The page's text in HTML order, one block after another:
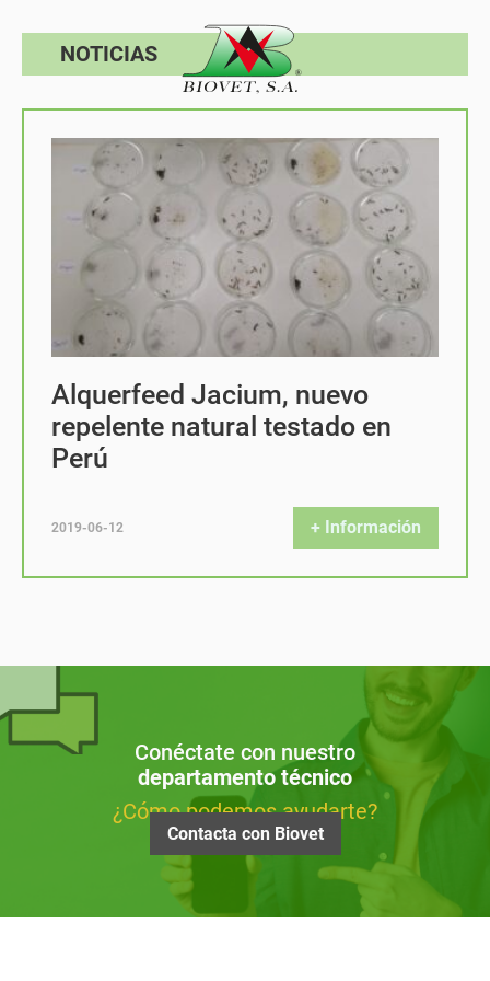
NOTICIAS
Alquerfeed Jacium, nuevo
repelente natural testado en
Perú
2019-06-12 + Información
Conéctate con nuestro
departamento técnico
¿Cómo podemos ayudarte?
Contacta con Biovet